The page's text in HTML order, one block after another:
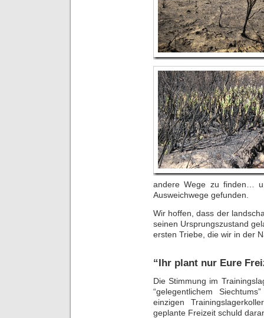
andere Wege zu finden…
Ausweichwege gefunden.
Wir hoffen, dass der
seinen Ursprungszustand
ersten Triebe, die wir in der
“Ihr plant nur Eure
Die Stimmung im
“gelegentlichem
einzigen
geplante Freizeit schuld